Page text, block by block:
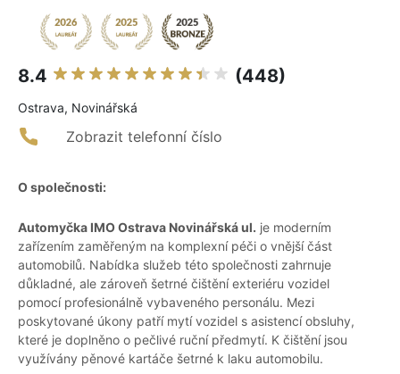
8.4 (448)
Ostrava, Novinářská
Zobrazit telefonní číslo
O společnosti:
Automyčka IMO Ostrava Novinářská ul. je moderním
zařízením zaměřeným na komplexní péči o vnější část
automobilů. Nabídka služeb této společnosti zahrnuje
důkladné, ale zároveň šetrné čištění exteriéru vozidel
pomocí profesionálně vybaveného personálu. Mezi
poskytované úkony patří mytí vozidel s asistencí obsluhy,
které je doplněno o pečlivé ruční předmytí. K čištění jsou
využívány pěnové kartáče šetrné k laku automobilu.